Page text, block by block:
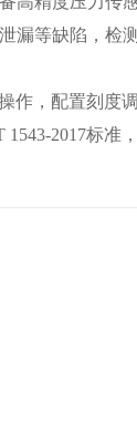
漏等缺陷，检
作，配置刻度
2017标准